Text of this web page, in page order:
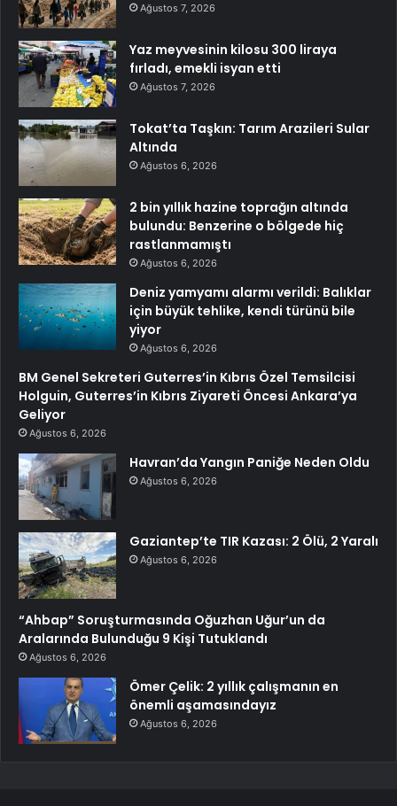
Ağustos 7, 2026
Yaz meyvesinin kilosu 300 liraya
fırladı, emekli isyan etti
Ağustos 7, 2026
Tokat’ta Taşkın: Tarım Arazileri Sular
Altında
Ağustos 6, 2026
2 bin yıllık hazine toprağın altında
bulundu: Benzerine o bölgede hiç
rastlanmamıştı
Ağustos 6, 2026
Deniz yamyamı alarmı verildi: Balıklar
için büyük tehlike, kendi türünü bile
yiyor
Ağustos 6, 2026
BM Genel Sekreteri Guterres’in Kıbrıs Özel Temsilcisi
Holguin, Guterres’in Kıbrıs Ziyareti Öncesi Ankara’ya
Geliyor
Ağustos 6, 2026
Havran’da Yangın Paniğe Neden Oldu
Ağustos 6, 2026
Gaziantep’te TIR Kazası: 2 Ölü, 2 Yaralı
Ağustos 6, 2026
“Ahbap” Soruşturmasında Oğuzhan Uğur’un da
Aralarında Bulunduğu 9 Kişi Tutuklandı
Ağustos 6, 2026
Ömer Çelik: 2 yıllık çalışmanın en
önemli aşamasındayız
Ağustos 6, 2026